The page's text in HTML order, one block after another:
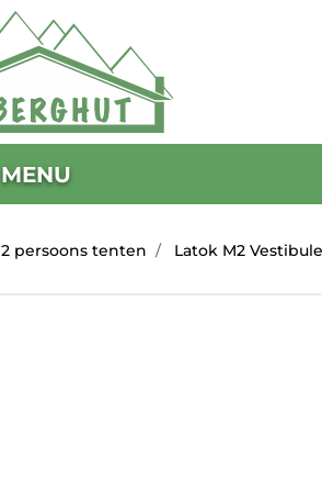
MENU
2 persoons tenten Latok M2